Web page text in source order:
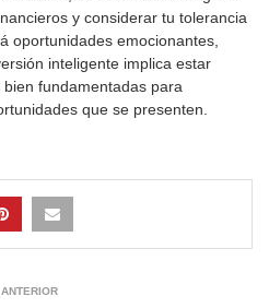
y considerar tu tolerancia
oportunidades emocionantes,
inteligente implica estar
fundamentadas para
que se presenten.
ANTERIOR